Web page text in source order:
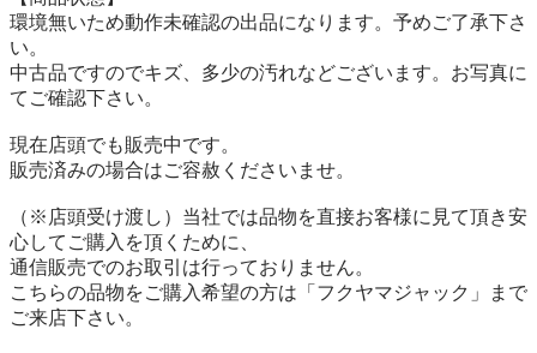
環境無いため動作未確認の出品になります。予めご了承下さ
い。
中古品ですのでキズ、多少の汚れなどございます。お写真に
てご確認下さい。
現在店頭でも販売中です。
販売済みの場合はご容赦くださいませ。
（※店頭受け渡し）当社では品物を直接お客様に見て頂き安
心してご購入を頂くために、
通信販売でのお取引は行っておりません。
こちらの品物をご購入希望の方は「フクヤマジャック」まで
ご来店下さい。